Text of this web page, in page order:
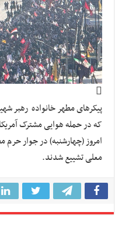
پیکرهای مطهر خانواده رهبر
که در حمله هوایی مشترک
امروز (چهارشنبه) در جوار حرم
معلی تشییع شدند.